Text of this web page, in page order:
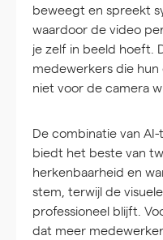
beweegt en spreekt
waardoor de video
je zelf in beeld hoeft.
medewerkers die
niet voor de camera
De combinatie van
biedt het beste van
herkenbaarheid en
stem, terwijl de
professioneel blijft.
dat meer